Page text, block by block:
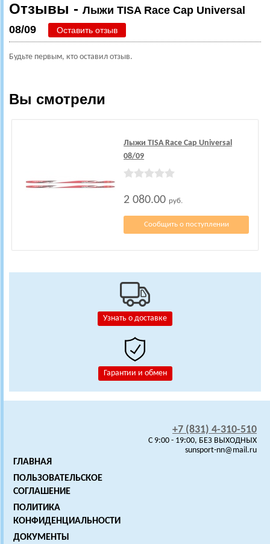
Узнать о доставке
Гарантии и обмен
Отзывы - Лыжи TISA Race Cap Universal
08/09
Оставить отзыв
Будьте первым, кто оставил отзыв.
Вы смотрели
Лыжи TISA Race Cap Universal
08/09
2 080.00 руб.
Сообщить о поступлении
+7 (831) 4-310-510
C 9:00 - 19:00, БЕЗ ВЫХОДНЫХ
sunsport-nn@mail.ru
ГЛАВНАЯ
ПОЛЬЗОВАТЕЛЬСКОЕ
СОГЛАШЕНИЕ
ПОЛИТИКА
КОНФИДЕНЦИАЛЬНОСТИ
ДОКУМЕНТЫ